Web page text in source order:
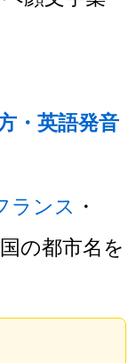
・英語発音
ランス ・
の都市名を